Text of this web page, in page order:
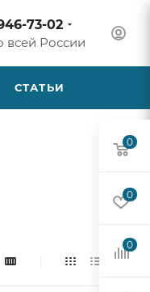
73-02
всей России
СТАТЬИ
0
0
0